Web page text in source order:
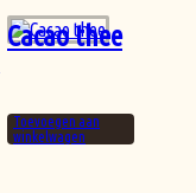
Cacao thee
Toevoegen aan
winkelwagen